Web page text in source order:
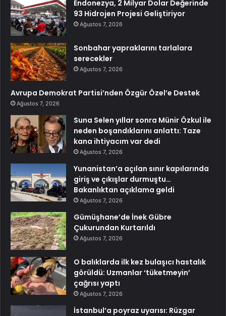
Endonezya, 2 Milyar Dolar Değerinde
93 Hidrojen Projesi Geliştiriyor
Ağustos 7, 2026
Sonbahar yapraklarını tarlalara
serecekler
Ağustos 7, 2026
Avrupa Demokrat Partisi’nden Özgür Özel’e Destek
Ağustos 7, 2026
Suna Selen yıllar sonra Münir Özkul ile
neden boşandıklarını anlattı: Taze
kana ihtiyacım var dedi
Ağustos 7, 2026
Yunanistan’a açılan sınır kapılarında
giriş ve çıkışlar durmuştu…
Bakanlıktan açıklama geldi
Ağustos 7, 2026
Gümüşhane’de İnek Gübre
Çukurundan Kurtarıldı
Ağustos 7, 2026
O balıklarda ilk kez bulaşıcı hastalık
görüldü: Uzmanlar ‘tüketmeyin’
çağrısı yaptı
Ağustos 7, 2026
İstanbul’a poyraz uyarısı: Rüzgar